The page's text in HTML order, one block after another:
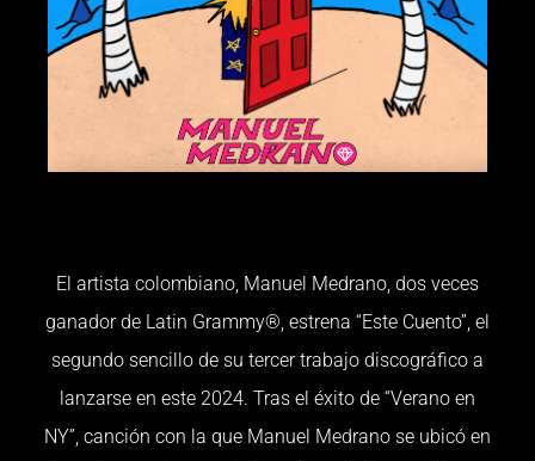
El artista colombiano, Manuel Medrano, dos veces
ganador de Latin Grammy®, estrena “Este Cuento”, el
segundo sencillo de su tercer trabajo discográfico a
lanzarse en este 2024. Tras el éxito de “Verano en
NY”, canción con la que Manuel Medrano se ubicó en